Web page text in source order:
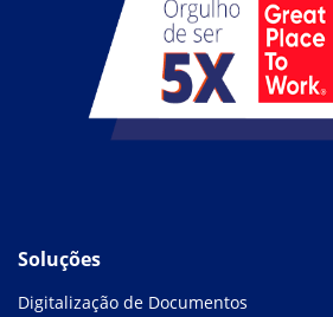
Soluções
Digitalização de Documentos